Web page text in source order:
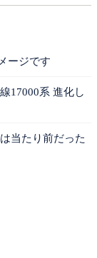
ージです
17000系 進化し
当たり前だった